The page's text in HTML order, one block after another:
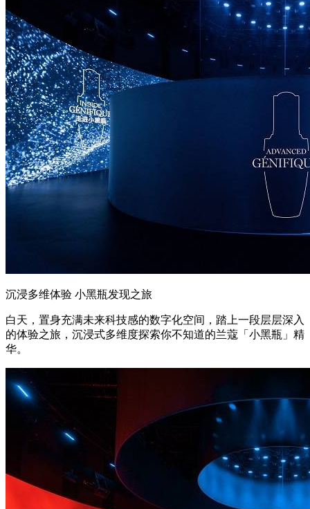
沉浸多维体验 小黑瓶发现之旅
白天，置身充满未来科技感的数字化空间，踏上一段层层深入
的体验之旅，沉浸式多维度探索你不知道的兰蔻「小黑瓶」精
华。